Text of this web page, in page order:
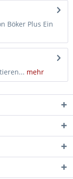
Böker Plus Ein
mehr